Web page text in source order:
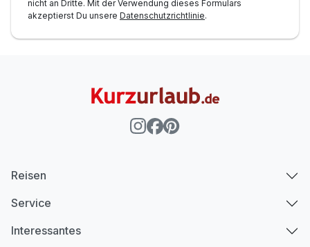
nicht an Dritte. Mit der Verwendung dieses Formulars
akzeptierst Du unsere Datenschutzrichtlinie.
Reisen
Service
Interessantes